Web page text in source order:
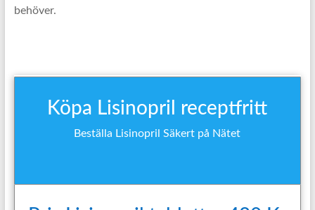
behöver.
Köpa Lisinopril receptfritt
Beställa Lisinopril Säkert på Nätet